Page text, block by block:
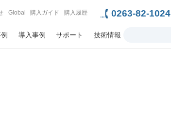
Global 購入ガイド 購入履歴 0263-82-1024
導入事例 サポート 技術情報